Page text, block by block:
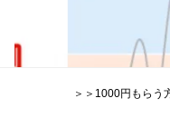
＞＞1000円もらう